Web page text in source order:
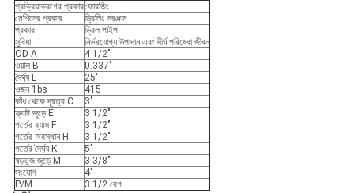
প্রক্রিয়াকরণের প্রকারফোরজিং
মেশিনের প্রকার
ড্রিলিং সরঞ্জাম
প্রকার
ড্রিল পাইপ
সুবিধা
নির্ভরযোগ্য উপাদান এবং দীর্ঘ পরিষেবা জীবন
OD A
4 1/2"
ওয়াল B
0.337"
দৈর্ঘ্য L
25'
ওজন 1bs
415
কাঁধ থেকে দূরত্ব C
3"
ফ্ল্যাট জুড়ে E
3 1/2"
গর্তের ব্যাস F
3 1/2"
গর্তের অবস্থান H
3 1/2"
গর্তের দৈর্ঘ্য K
5"
ষড়ভুজ জুড়ে M
3 3/8"
সংযোগ
4"
P/M
3 1/2 রেগ